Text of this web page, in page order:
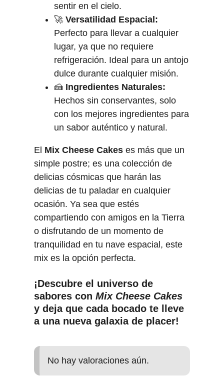
sentir en el cielo.
🚀 Versatilidad Espacial:
Perfecto para llevar a cualquier
lugar, ya que no requiere
refrigeración. Ideal para un antojo
dulce durante cualquier misión.
🍰 Ingredientes Naturales:
Hechos sin conservantes, solo
con los mejores ingredientes para
un sabor auténtico y natural.
El Mix Cheese Cakes es más que un
simple postre; es una colección de
delicias cósmicas que harán las
delicias de tu paladar en cualquier
ocasión. Ya sea que estés
compartiendo con amigos en la Tierra
o disfrutando de un momento de
tranquilidad en tu nave espacial, este
mix es la opción perfecta.
¡Descubre el universo de
sabores con Mix Cheese Cakes
y deja que cada bocado te lleve
a una nueva galaxia de placer!
No hay valoraciones aún.